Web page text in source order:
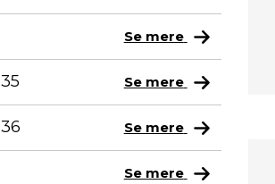
Se mere
Se mere
Se mere
Se mere